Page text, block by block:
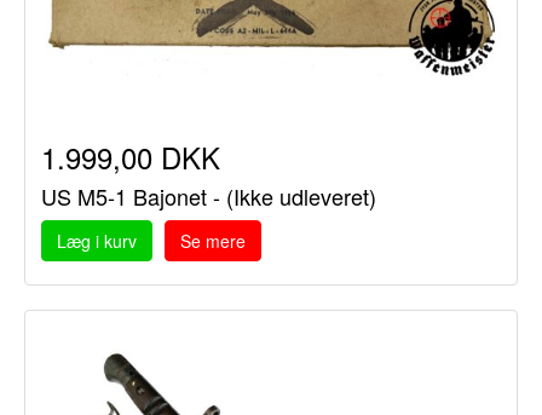
1.999,00 DKK
US M5-1 Bajonet - (Ikke udleveret)
Læg i kurv Se mere